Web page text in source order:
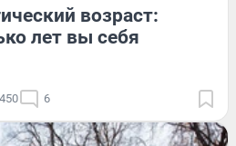
возраст:
лет вы себя
6